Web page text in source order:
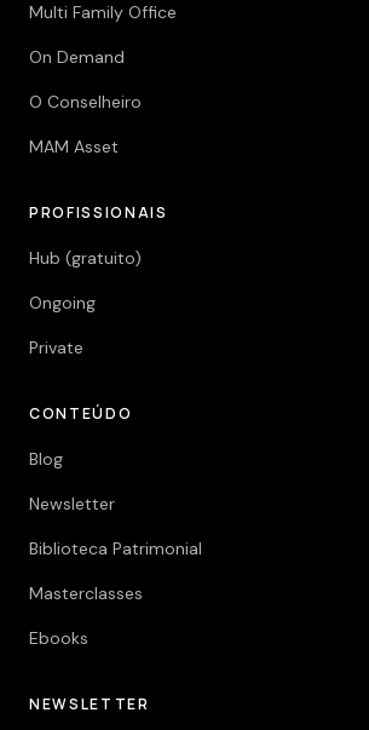
Multi Family Office
On Demand
O Conselheiro
MAM Asset
PROFISSIONAIS
Hub (gratuito)
Ongoing
Private
CONTEÚDO
Blog
Newsletter
Biblioteca Patrimonial
Masterclasses
Ebooks
NEWSLETTER